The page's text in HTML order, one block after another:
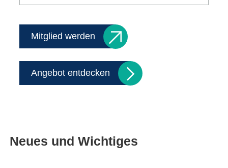
Mitglied werden
Angebot entdecken
Neues und Wichtiges